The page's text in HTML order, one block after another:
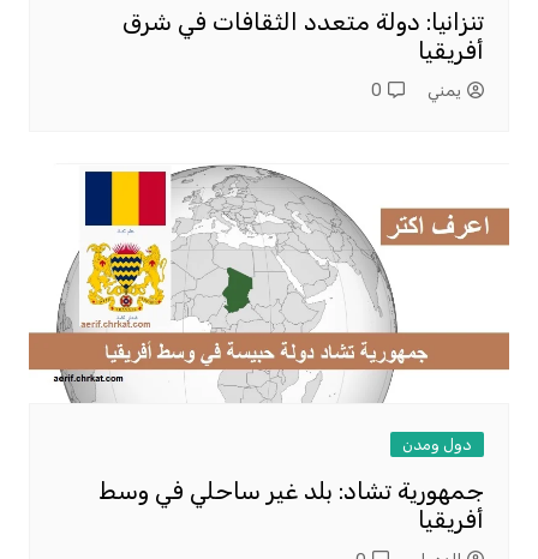
تنزانيا: دولة متعدد الثقافات في شرق
أفريقيا
يمني 0
دول ومدن
جمهورية تشاد: بلد غير ساحلي في وسط
أفريقيا